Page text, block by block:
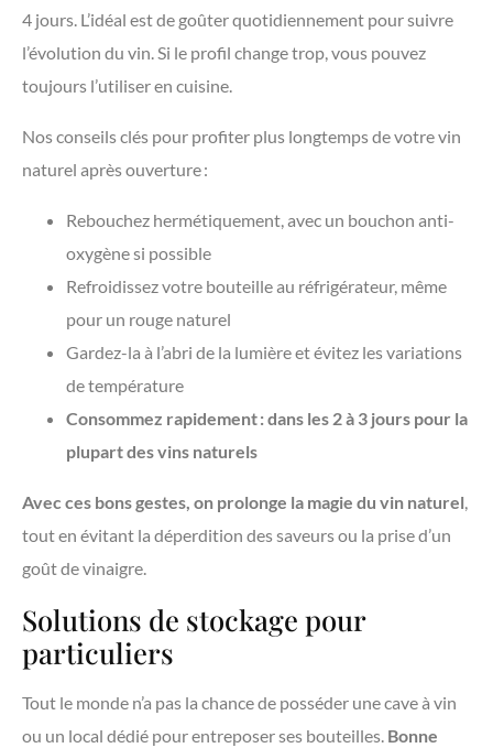
4 jours. L’idéal est de goûter quotidiennement pour suivre
l’évolution du vin. Si le profil change trop, vous pouvez
toujours l’utiliser en cuisine.
Nos conseils clés pour profiter plus longtemps de votre vin
naturel après ouverture :
Rebouchez hermétiquement, avec un bouchon anti-
oxygène si possible
Refroidissez votre bouteille au réfrigérateur, même
pour un rouge naturel
Gardez-la à l’abri de la lumière et évitez les variations
de température
Consommez rapidement : dans les 2 à 3 jours pour la
plupart des vins naturels
Avec ces bons gestes, on prolonge la magie du vin naturel,
tout en évitant la déperdition des saveurs ou la prise d’un
goût de vinaigre.
Solutions de stockage pour
particuliers
Tout le monde n’a pas la chance de posséder une cave à vin
ou un local dédié pour entreposer ses bouteilles. Bonne